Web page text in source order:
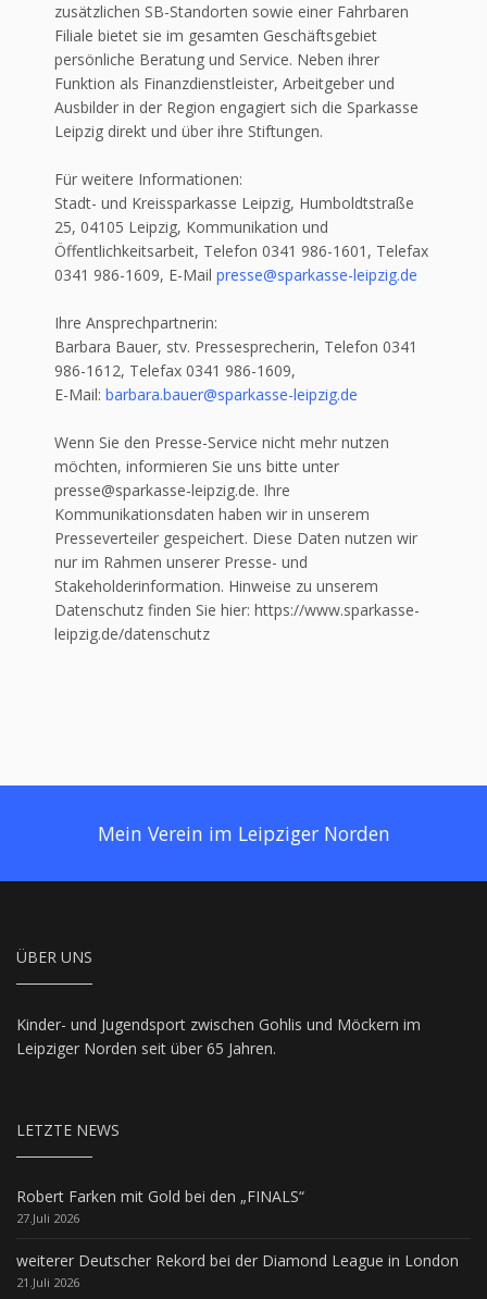
zusätzlichen SB-Standorten sowie einer Fahrbaren
Filiale bietet sie im gesamten Geschäftsgebiet
persönliche Beratung und Service. Neben ihrer
Funktion als Finanzdienstleister, Arbeitgeber und
Ausbilder in der Region engagiert sich die Sparkasse
Leipzig direkt und über ihre Stiftungen.
Für weitere Informationen:
Stadt- und Kreissparkasse Leipzig, Humboldtstraße
25, 04105 Leipzig, Kommunikation und
Öffentlichkeitsarbeit, Telefon 0341 986-1601, Telefax
0341 986-1609, E-Mail presse@sparkasse-leipzig.de
Ihre Ansprechpartnerin:
Barbara Bauer, stv. Pressesprecherin, Telefon 0341
986-1612, Telefax 0341 986-1609,
E-Mail: barbara.bauer@sparkasse-leipzig.de
Wenn Sie den Presse-Service nicht mehr nutzen
möchten, informieren Sie uns bitte unter
presse@sparkasse-leipzig.de. Ihre
Kommunikationsdaten haben wir in unserem
Presseverteiler gespeichert. Diese Daten nutzen wir
nur im Rahmen unserer Presse- und
Stakeholderinformation. Hinweise zu unserem
Datenschutz finden Sie hier: https://www.sparkasse-
leipzig.de/datenschutz
Mein Verein im Leipziger Norden
ÜBER UNS
Kinder- und Jugendsport zwischen Gohlis und Möckern im
Leipziger Norden seit über 65 Jahren.
LETZTE NEWS
Robert Farken mit Gold bei den „FINALS“
27.Juli 2026
weiterer Deutscher Rekord bei der Diamond League in London
21.Juli 2026